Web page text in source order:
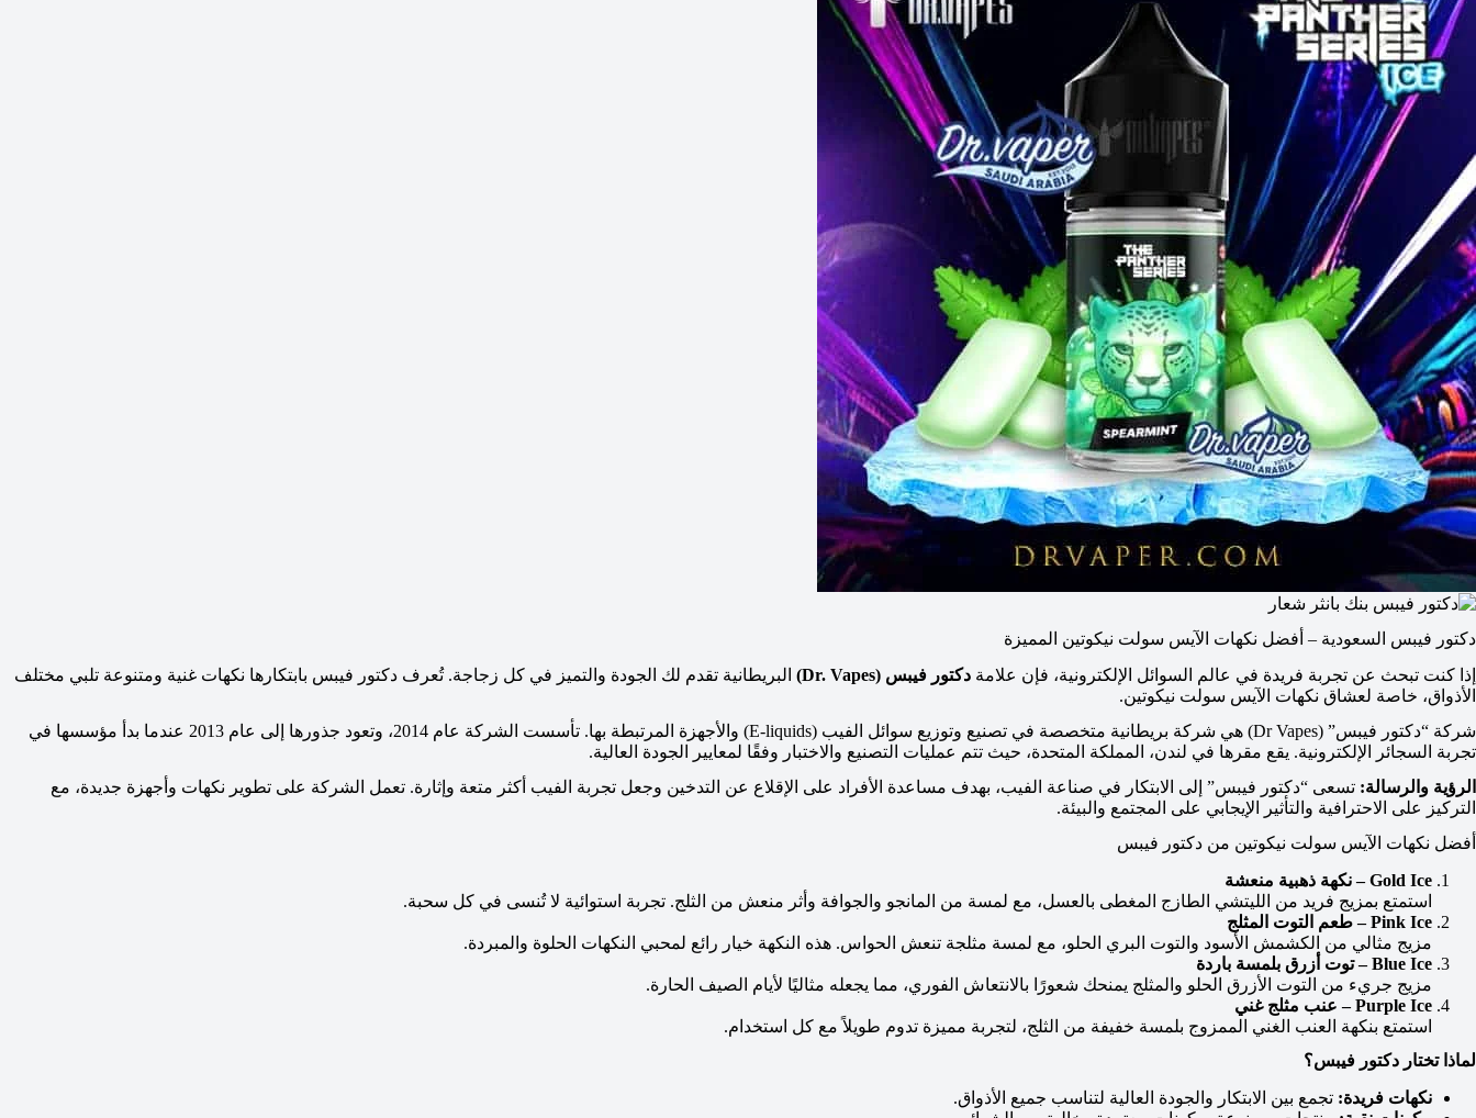
دكتور فيبس السعودية – أفضل نكهات الآيس سولت نيكوتين المميزة
إذا كنت تبحث عن تجربة فريدة في عالم السوائل الإلكترونية، فإن علامة دكتور فيبس (Dr. Vapes)
البريطانية تقدم لك الجودة والتميز في كل زجاجة. تُعرف دكتور فيبس بابتكارها نكهات غنية ومتنوعة تلبي مختلف
الأذواق، خاصة لعشاق نكهات الآيس سولت نيكوتين.
شركة “دكتور فيبس” (Dr Vapes) هي شركة بريطانية متخصصة في تصنيع وتوزيع سوائل الفيب (E-liquids) والأجهزة المرتبطة بها. تأسست الشركة عام 2014، وتعود جذورها إلى عام 2013 عندما بدأ مؤسسها في
تجربة السجائر الإلكترونية. يقع مقرها في لندن، المملكة المتحدة، حيث تتم عمليات التصنيع والاختبار وفقًا لمعايير الجودة العالية.
الرؤية والرسالة: تسعى “دكتور فيبس” إلى الابتكار في صناعة الفيب، بهدف مساعدة الأفراد على الإقلاع عن التدخين وجعل تجربة الفيب أكثر متعة وإثارة. تعمل الشركة على تطوير نكهات وأجهزة جديدة، مع
التركيز على الاحترافية والتأثير الإيجابي على المجتمع والبيئة.
أفضل نكهات الآيس سولت نيكوتين من دكتور فيبس
Gold Ice – نكهة ذهبية منعشة
استمتع بمزيج فريد من الليتشي الطازج المغطى بالعسل، مع لمسة من المانجو والجوافة وأثر منعش من الثلج. تجربة استوائية لا تُنسى في كل سحبة.
Pink Ice – طعم التوت المثلج
مزيج مثالي من الكشمش الأسود والتوت البري الحلو، مع لمسة مثلجة تنعش الحواس. هذه النكهة خيار رائع لمحبي النكهات الحلوة والمبردة.
Blue Ice – توت أزرق بلمسة باردة
مزيج جريء من التوت الأزرق الحلو والمثلج يمنحك شعورًا بالانتعاش الفوري، مما يجعله مثاليًا لأيام الصيف الحارة.
Purple Ice – عنب مثلج غني
استمتع بنكهة العنب الغني الممزوج بلمسة خفيفة من الثلج، لتجربة مميزة تدوم طويلاً مع كل استخدام.
لماذا تختار دكتور فيبس؟
نكهات فريدة: تجمع بين الابتكار والجودة العالية لتناسب جميع الأذواق.